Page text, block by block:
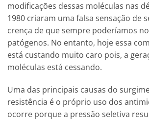
modificações dessas moléculas nas
1980 criaram uma falsa sensação de
crença de que sempre poderíamos
patógenos. No entanto, hoje essa
está custando muito caro pois, a
moléculas está cessando.
Uma das principais causas do
resistência é o próprio uso dos
ocorre porque a pressão seletiva